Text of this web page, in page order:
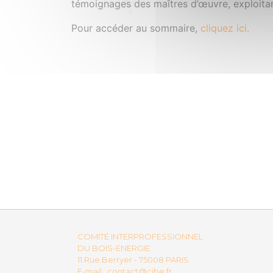
témoignages des maîtres d’œuvre,
Pour accéder au sommaire, cliquez ici.
COMITÉ INTERPROFESSIONNEL
DU BOIS-ENERGIE
11 Rue Berryer - 75008 PARIS